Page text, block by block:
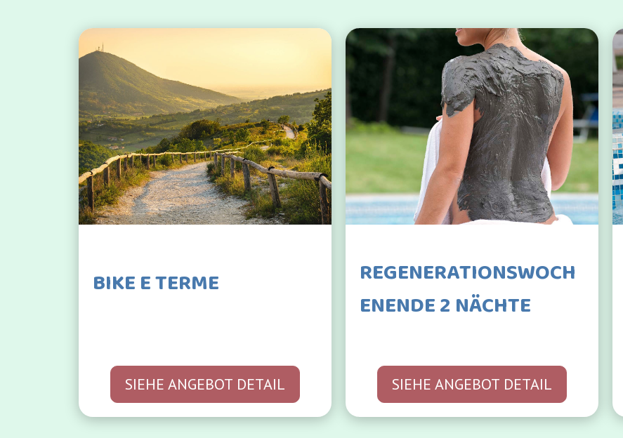
BIKE E TERME
SIEHE ANGEBOT DETAIL
REGENERATIONSWOCH
ENENDE 2 NÄCHTE
SIEHE ANGEBOT DETAIL